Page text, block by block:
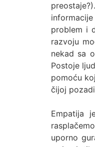
problem i
razvoju
nekad sa
Postoje
pomoću
čijoj
Empatija
uporno